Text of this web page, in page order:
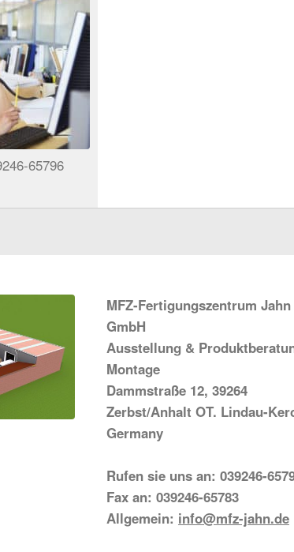
65796
MFZ-Fertigungszentrum Jahn
GmbH
Ausstellung &
Montage
Dammstraße 12, 39264
Zerbst/Anhalt OT. Lindau-
Germany
Rufen sie uns an: 039246-
Fax an: 039246-65783
Allgemein: info@mfz-jahn.de